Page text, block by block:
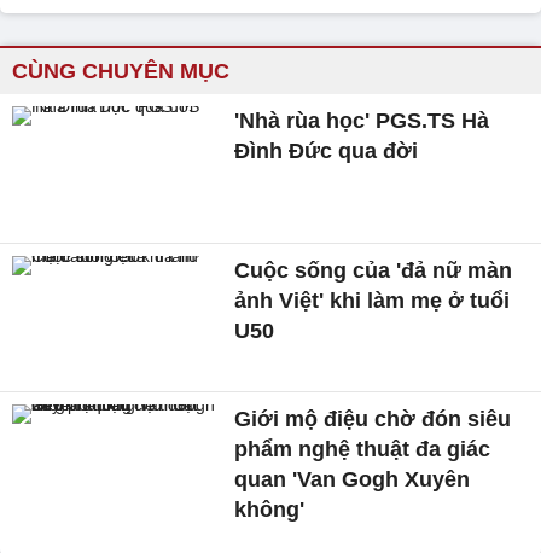
CÙNG CHUYÊN MỤC
'Nhà rùa học' PGS.TS Hà
Đình Đức qua đời
Cuộc sống của 'đả nữ màn
ảnh Việt' khi làm mẹ ở tuổi
U50
Giới mộ điệu chờ đón siêu
phẩm nghệ thuật đa giác
quan 'Van Gogh Xuyên
không'